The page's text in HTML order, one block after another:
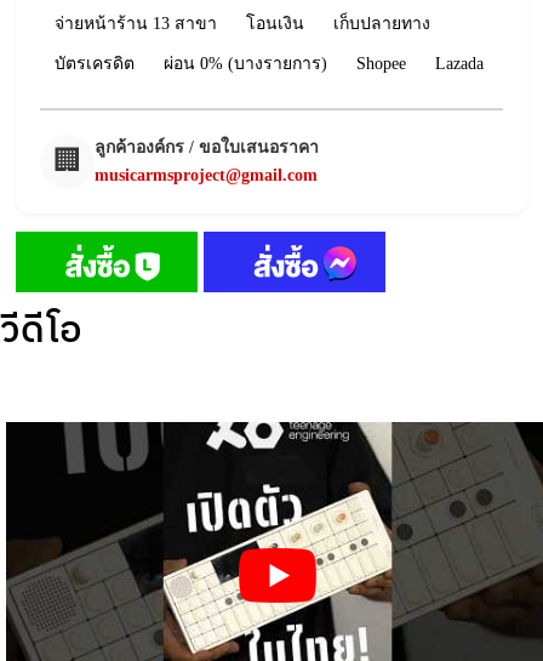
จ่ายหน้าร้าน 13 สาขา โอนเงิน เก็บปลายทาง
บัตรเครดิต ผ่อน 0% (บางรายการ) Shopee Lazada
🏢
ลูกค้าองค์กร / ขอใบเสนอราคา
musicarmsproject@gmail.com
วีดีโอ